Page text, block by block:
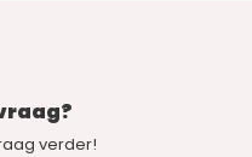
verder!